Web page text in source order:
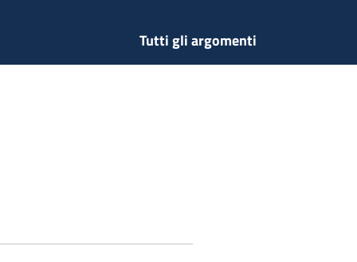
Tutti gli argomenti